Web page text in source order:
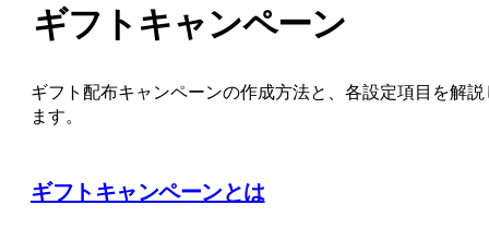
ギフトキャンペーン
ギフト配布キャンペーンの作成方法と、各設定項目を解説
ます。
ギフトキャンペーンとは